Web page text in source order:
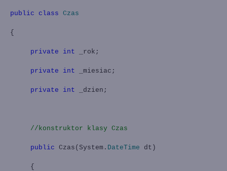
public class Czas
{
private int _rok;
private int _miesiac;
private int _dzien;
//konstruktor klasy Czas
public Czas(System. DateTime dt)
{